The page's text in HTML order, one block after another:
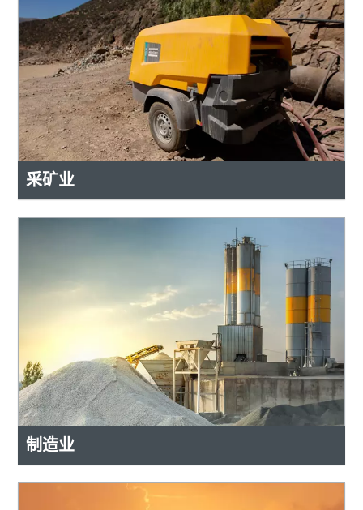
下载电子指南
建筑行业压缩空气解决方案
点击立即下载
采矿业
制造业